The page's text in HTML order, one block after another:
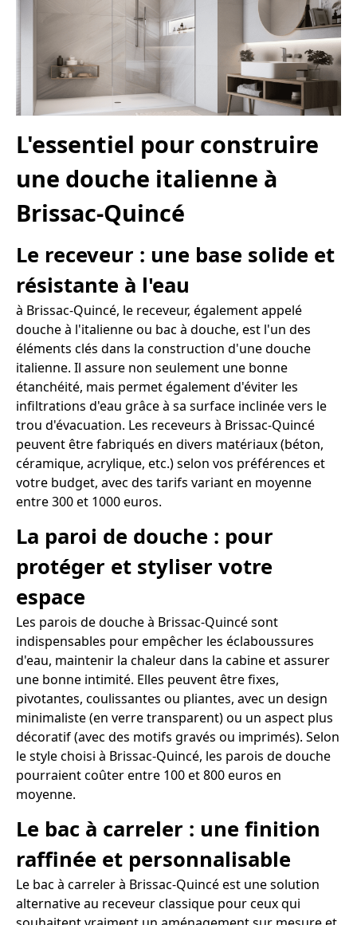
L'essentiel pour construire
une douche italienne à
Brissac-Quincé
Le receveur : une base solide et
résistante à l'eau
à Brissac-Quincé, le receveur, également appelé
douche à l'italienne ou bac à douche, est l'un des
éléments clés dans la construction d'une douche
italienne. Il assure non seulement une bonne
étanchéité, mais permet également d'éviter les
infiltrations d'eau grâce à sa surface inclinée vers le
trou d'évacuation. Les receveurs à Brissac-Quincé
peuvent être fabriqués en divers matériaux (béton,
céramique, acrylique, etc.) selon vos préférences et
votre budget, avec des tarifs variant en moyenne
entre 300 et 1000 euros.
La paroi de douche : pour
protéger et styliser votre
espace
Les parois de douche à Brissac-Quincé sont
indispensables pour empêcher les éclaboussures
d'eau, maintenir la chaleur dans la cabine et assurer
une bonne intimité. Elles peuvent être fixes,
pivotantes, coulissantes ou pliantes, avec un design
minimaliste (en verre transparent) ou un aspect plus
décoratif (avec des motifs gravés ou imprimés). Selon
le style choisi à Brissac-Quincé, les parois de douche
pourraient coûter entre 100 et 800 euros en
moyenne.
Le bac à carreler : une finition
raffinée et personnalisable
Le bac à carreler à Brissac-Quincé est une solution
alternative au receveur classique pour ceux qui